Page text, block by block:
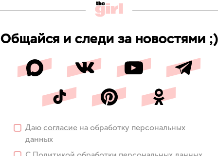
Общайся и следи за новостями ;)
Даю согласие на обработку персональных
данных